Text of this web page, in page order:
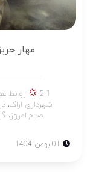
مهار
1 2
روابط
صبح امروز،
01 بهمن 1404